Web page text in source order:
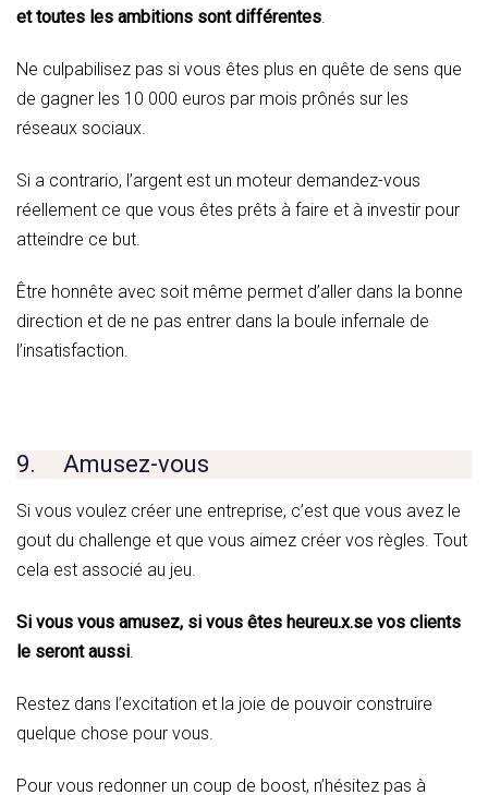
et toutes les ambitions sont différentes.
Ne culpabilisez pas si vous êtes plus en quête de sens que
de gagner les 10 000 euros par mois prônés sur les
réseaux sociaux.
Si a contrario, l’argent est un moteur demandez-vous
réellement ce que vous êtes prêts à faire et à investir pour
atteindre ce but.
Être honnête avec soit même permet d’aller dans la bonne
direction et de ne pas entrer dans la boule infernale de
l’insatisfaction.
9. Amusez-vous
Si vous voulez créer une entreprise, c’est que vous avez le
gout du challenge et que vous aimez créer vos règles. Tout
cela est associé au jeu.
Si vous vous amusez, si vous êtes heureu.x.se vos clients
le seront aussi.
Restez dans l’excitation et la joie de pouvoir construire
quelque chose pour vous.
Pour vous redonner un coup de boost, n’hésitez pas à